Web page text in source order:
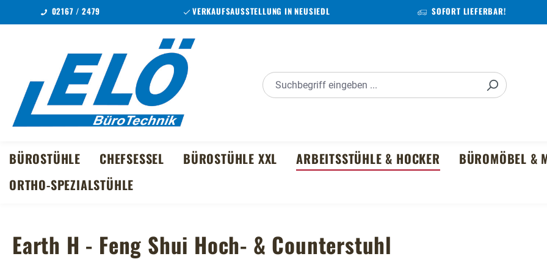
Hauptinhalt springen
Zur Suche springen
Zur Hauptnavigation springen
02167 / 2479 VERKAUFSAUSSTELLUNG IN NEUSIEDL SOFORT LIEFERBAR!
BÜROSTÜHLE CHEFSESSEL BÜROSTÜHLE XXL ARBEITSSTÜHLE & HOCKER BÜROMÖBEL &
ORTHO-SPEZIALSTÜHLE
Earth H - Feng Shui Hoch- & Counterstuhl